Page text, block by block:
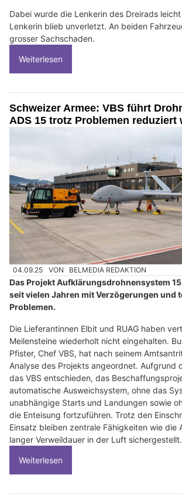
Dabei wurde die Lenkerin des Dreirads
Lenkerin blieb unverletzt. An beiden
grosser Sachschaden.
Weiterlesen
Schweizer Armee: VBS führt
ADS 15 trotz Problemen reduziert
04.09.25 VON BELMEDIA REDAKTION
Das Projekt Aufklärungsdrohnensystem
seit vielen Jahren mit Verzögerungen und
Problemen.
Die Lieferantinnen Elbit und RUAG haben
Meilensteine wiederholt nicht eingehalten.
Pfister, Chef VBS, hat nach seinem
Analyse des Projekts angeordnet. Aufgrund
das VBS entschieden, das
automatische Ausweichsystem, ohne das
unabhängige Starts und Landungen sowie
die Enteisung fortzuführen. Trotz den
Einsatz bleiben zentrale Fähigkeiten wie die
langer Verweildauer in der Luft sichergestellt.
Weiterlesen